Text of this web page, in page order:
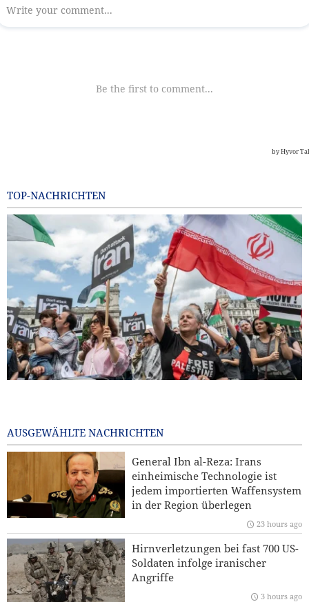
TOP-NACHRICHTEN
3 hours ago
Sanders: „Der korrupte Trump hat die USA in einen
verheerenden Krieg geführt“
Reuters-Umfrage: US-Bürger sehen Krieg gegen Iran als
Kommentar | Die Zukunft der regionalen Sicherheit:
Warum eine Sicherheitsordnung unter Führung der
Staaten der Region unverzichtbar ist
AUSGEWÄHLTE NACHRICHTEN
General Ibn al-Reza: Irans
einheimische Technologie ist
jedem importierten Waffensystem
in der Region überlegen
23 hours ago
Hirnverletzungen bei fast 700 US-
Soldaten infolge iranischer
Angriffe
3 hours ago